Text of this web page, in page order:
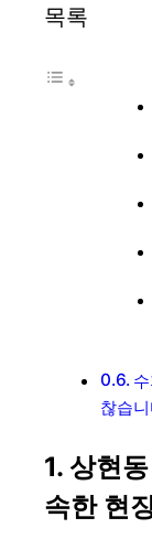
목록
찮습
1. 상현동
속한 현